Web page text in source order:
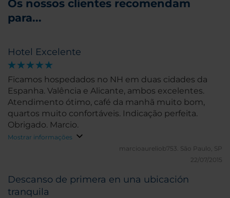
Os nossos clientes recomendam
para...
Hotel Excelente
Ficamos hospedados no NH em duas cidades da
Espanha. Valência e Alicante, ambos excelentes.
Atendimento ótimo, café da manhã muito bom,
quartos muito confortáveis. Indicação perfeita.
Obrigado. Marcio.
Mostrar informações
marcioaureliob753. São Paulo, SP
22/07/2015
Descanso de primera en una ubicación
tranquila